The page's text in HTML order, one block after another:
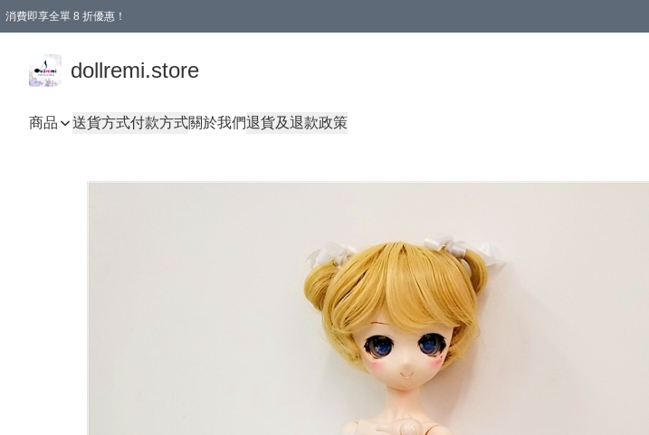
消費即享全單 8 折優惠！
dollremi.store
商品 送貨方式付款方式關於我們退貨及退款政策